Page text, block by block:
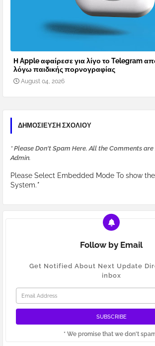
Η Apple αφαίρεσε για λίγο το Telegram
λόγω παιδικής πορνογραφίας
August 04, 2026
ΔΗΜΟΣΊΕΥΣΗ ΣΧΟΛΊΟΥ
* Please Don't Spam Here. All the Comments
Admin.
Please Select Embedded Mode To show
System.*
Follow by Email
Get Notified About Next Update
inbox
* We promise that we don't